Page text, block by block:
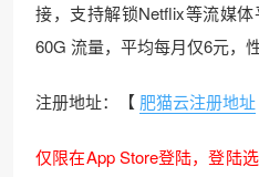
接，支持解锁Netflix等流媒
60G 流量，平均每月仅6元，
注册地址：【 肥猫云注册地址
仅限在App Store登陆，登陆